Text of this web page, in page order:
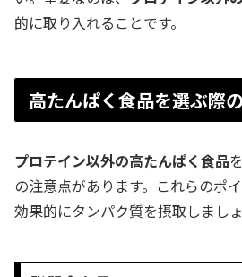
的に取り入れることです。
高たんぱく食品を選ぶ際
プロテイン以外の高たんぱく食品
の注意点があります。これらのポ
効果的にタンパク質を摂取しましょ